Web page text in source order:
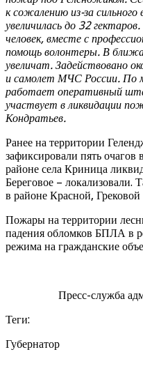
к сожалению из-за
увеличилась до 32
человек, вместе с
помощь волонтеры. В
увеличат. Задействовано
и самолет МЧС России. По
работает оперативный
участвует в ликвидации
Кондратьев.
Ранее на территории
зафиксировали пять
районе села Криница
Береговое –
в районе Красной,
Пожары на территории
падения обломков БПЛА в
режима на гражданские
Пресс-служба
Теги:
Губернатор